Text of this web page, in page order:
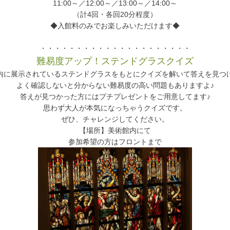
11:00～／12:00～／13:00～／14:00～
（計4回・各回20分程度）
◆入館料のみでお楽しみいただけます◆
・・・・・・・・・・・・・・・・・・・・・
難易度アップ！ステンドグラスクイズ
に展示されているステンドグラスをもとにクイズを解いて答えを見つ
よく確認しないと分からない難易度の高い問題もありますよ♪
答えが見つかった方にはプチプレゼントをご用意してます♪
思わず大人が本気になっちゃうクイズです。
ぜひ、チャレンジしてください。
【場所】美術館内にて
参加希望の方はフロントまで